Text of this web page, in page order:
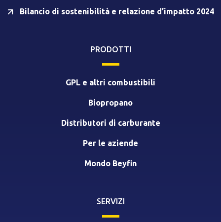
Bilancio di sostenibilità e relazione d’impatto 2024
PRODOTTI
GPL e altri combustibili
Biopropano
Distributori di carburante
Per le aziende
Mondo Beyfin
SERVIZI